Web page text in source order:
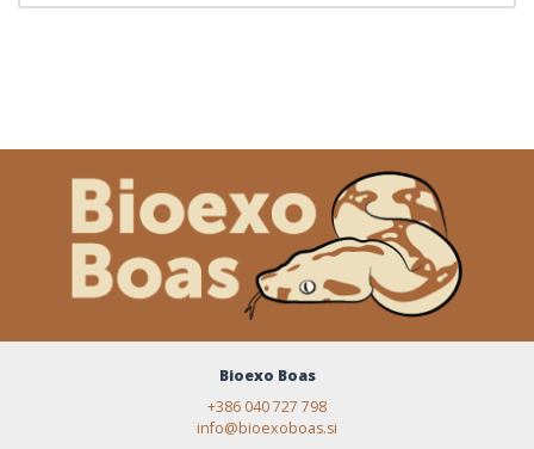
Bioexo Boas
+386 040 727 798
info@bioexoboas.si